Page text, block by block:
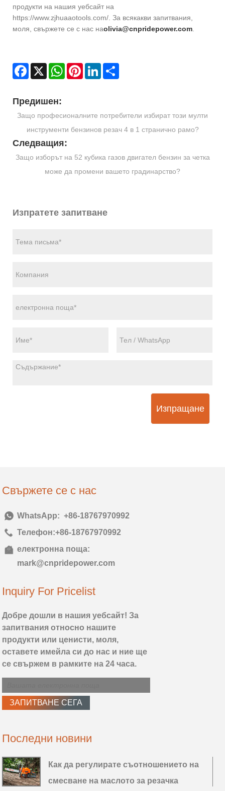
продукти на нашия уебсайт на
https://www.zjhuaaotools.com/. За всякакви запитвания,
моля, свържете се с нас наolivia@cnpridepower.com
Facebook
X WhatsAppPinterestLinkedIn
Предишен:
Защо професионалните потребители избират този мулти
инструменти бензинов резач 4 в 1 странично рамо?
Следващия:
Защо изборът на 52 кубика газов двигател бензин за четка
може да промени вашето градинарство?
Изпратете запитване
Изпращане
Свържете се с нас
Тел:+86-18767970992
Телефон:+86-18767970992
електронна поща:
mark@cnpridepower.com
Inquiry For Pricelist
Добре дошли в нашия уебсайт! За
запитвания относно нашите
продукти или ценисти, моля,
оставете имейла си до нас и ние ще
се свържем в рамките на 24 часа.
Последни новини
Как да регулирате съотношението на
смесване на маслото за резачка